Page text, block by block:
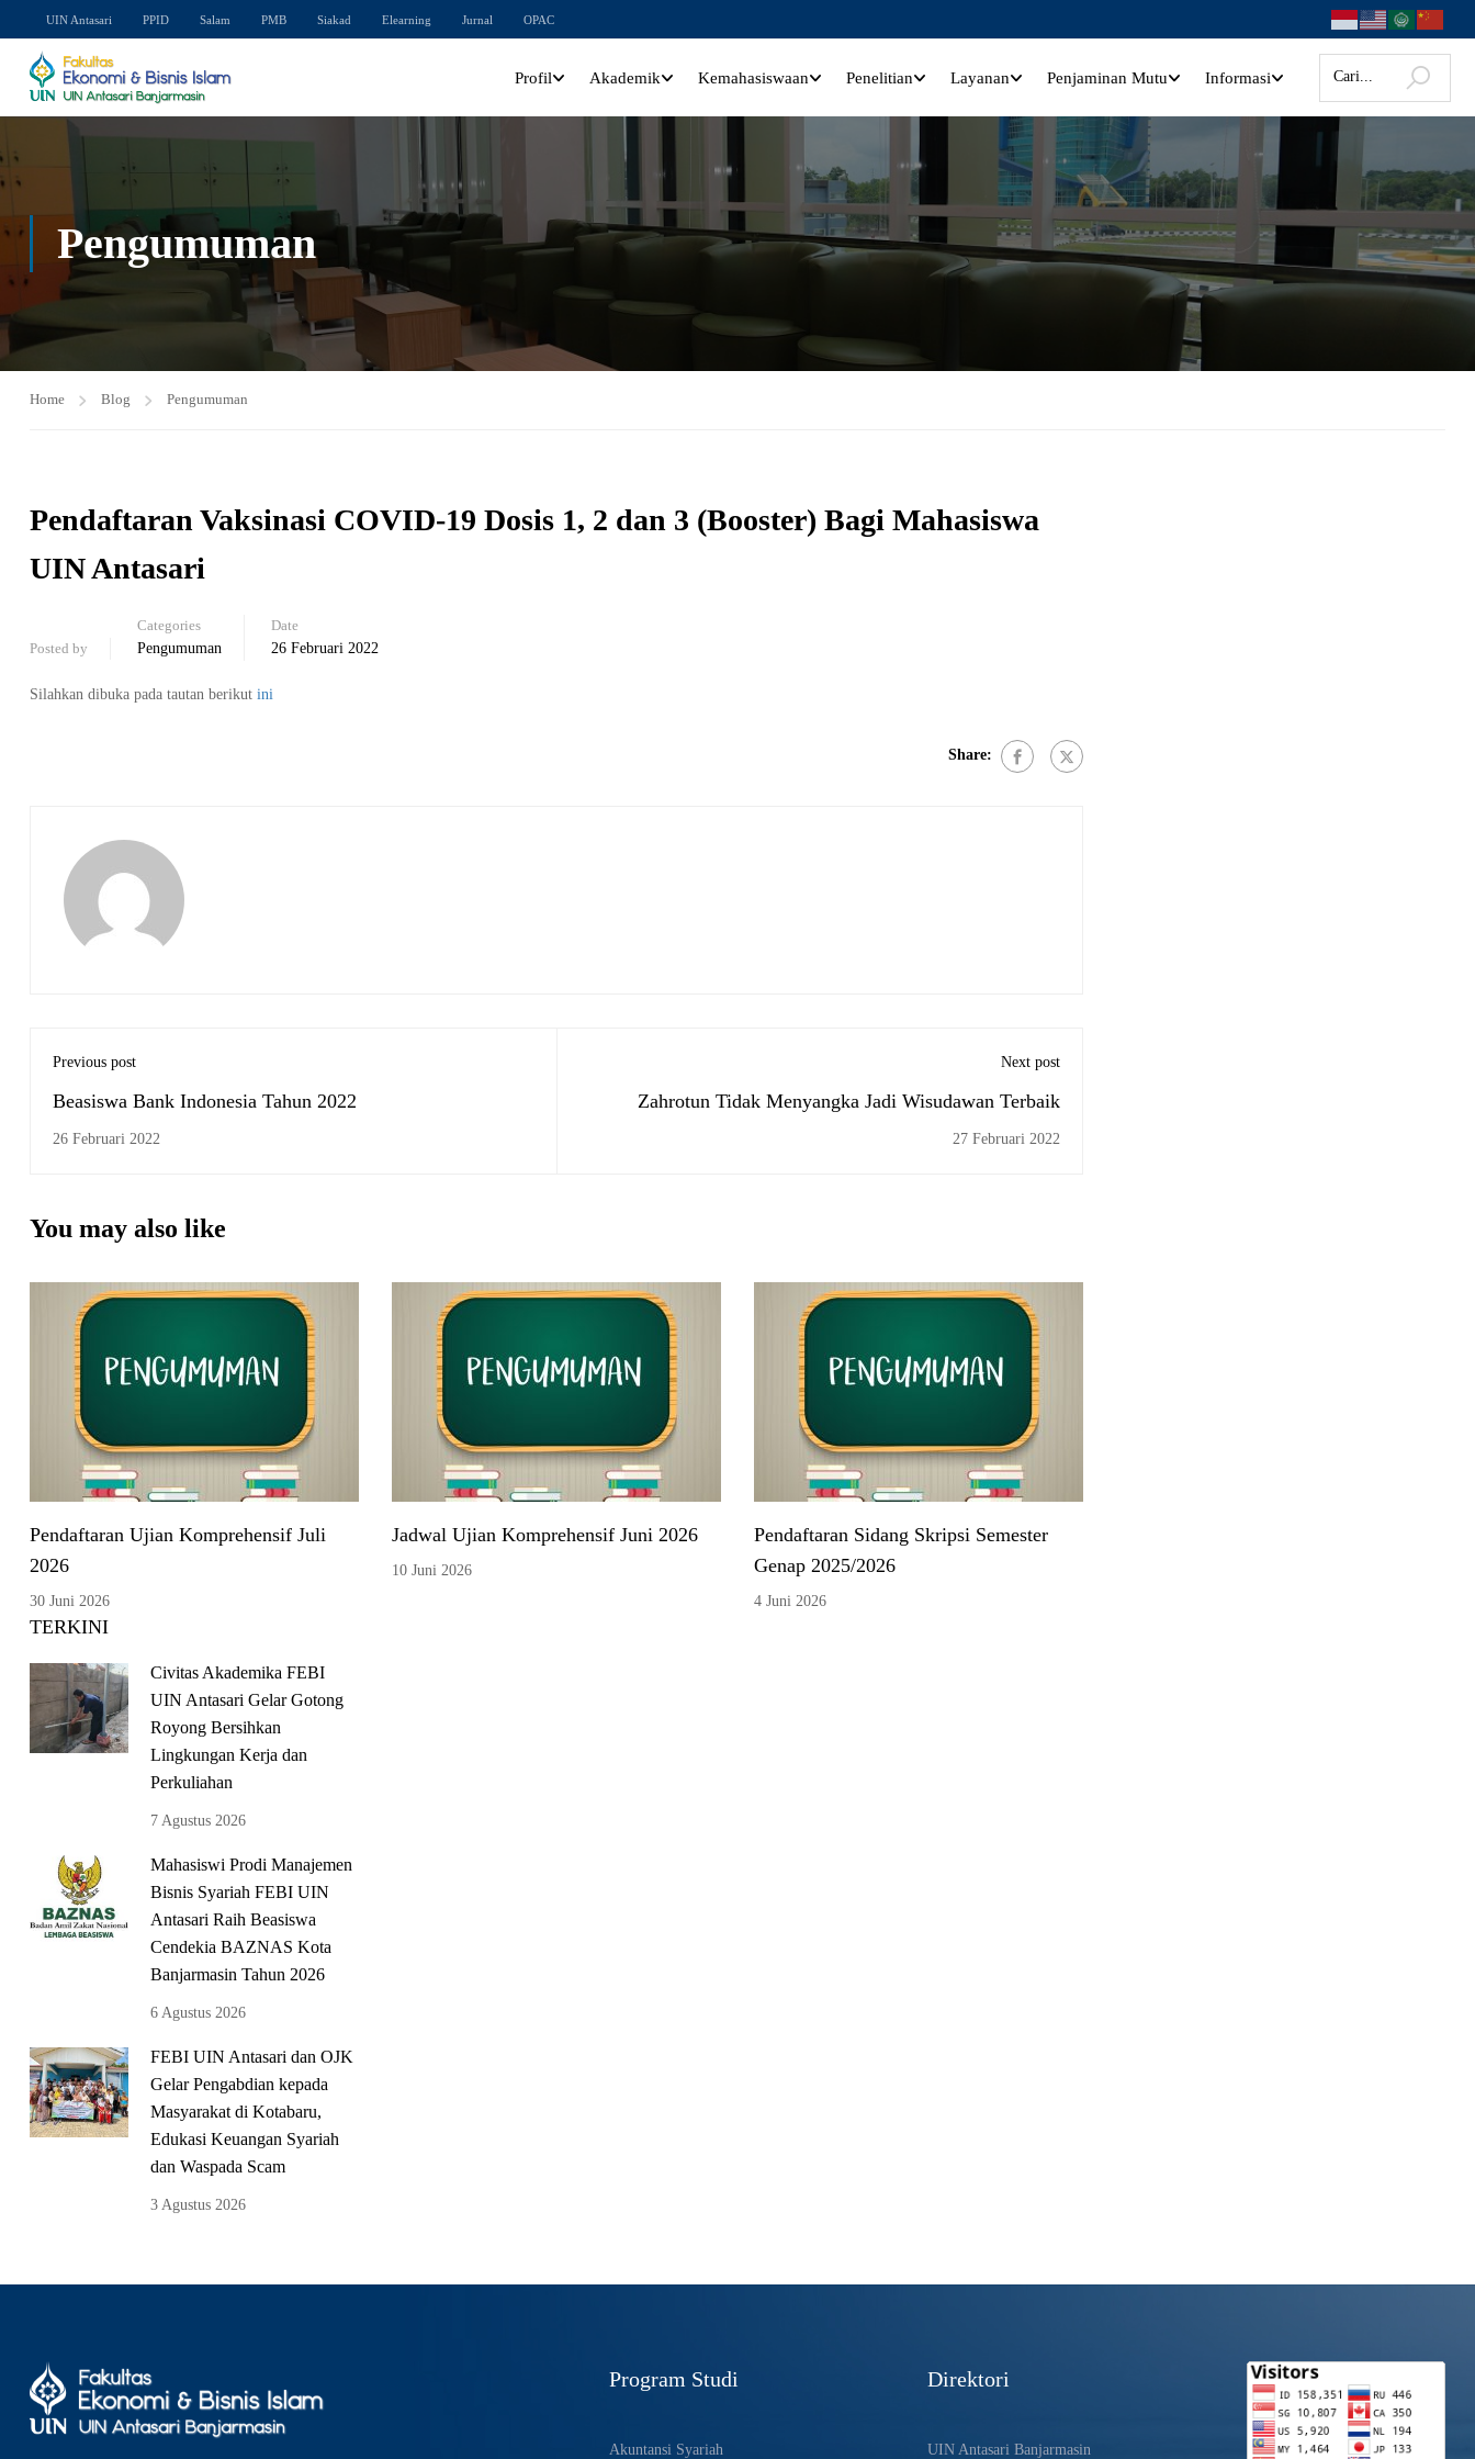
UIN Antasari PPID Salam PMB Siakad Elearning Jurnal OPAC
Profil Akademik Kemahasiswaan Penelitian Layanan Penjaminan Mutu Informasi
Pengumuman
Home Blog Pengumuman
Pendaftaran Vaksinasi COVID-19 Dosis 1, 2 dan 3 (Booster) Bagi Mahasiswa
UIN Antasari
Posted by
Categories
Pengumuman
Date
26 Februari 2022
Silahkan dibuka pada tautan berikut ini
Share:
Previous post
Beasiswa Bank Indonesia Tahun 2022
26 Februari 2022
Next post
Zahrotun Tidak Menyangka Jadi Wisudawan Terbaik
27 Februari 2022
You may also like
Pendaftaran Ujian Komprehensif Juli
2026
30 Juni 2026
Jadwal Ujian Komprehensif Juni 2026
10 Juni 2026
Pendaftaran Sidang Skripsi Semester
Genap 2025/2026
4 Juni 2026
TERKINI
Civitas Akademika FEBI
UIN Antasari Gelar Gotong
Royong Bersihkan
Lingkungan Kerja dan
Perkuliahan
7 Agustus 2026
Mahasiswi Prodi Manajemen
Bisnis Syariah FEBI UIN
Antasari Raih Beasiswa
Cendekia BAZNAS Kota
Banjarmasin Tahun 2026
6 Agustus 2026
FEBI UIN Antasari dan OJK
Gelar Pengabdian kepada
Masyarakat di Kotabaru,
Edukasi Keuangan Syariah
dan Waspada Scam
3 Agustus 2026
Program Studi
Akuntansi Syariah
Direktori
UIN Antasari Banjarmasin